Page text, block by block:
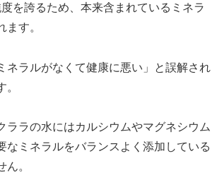
を誇るため、本来含まれているミネラ
ます。
ネラルがなくて健康に悪い」と誤解され
ララの水にはカルシウムやマグネシウム
なミネラルをバランスよく添加している
ん。